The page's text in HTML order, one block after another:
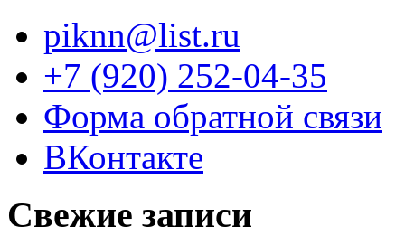
piknn@list.ru
+7 (920) 252-04-35
Форма обратной связи
ВКонтакте
Свежие записи